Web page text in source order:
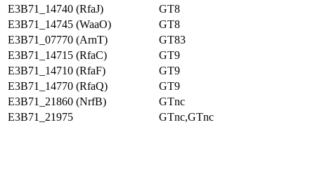
E3B71_14740 (RfaJ)
GT8
E3B71_14745 (WaaO)
GT8
E3B71_07770 (ArnT)
GT83
E3B71_14715 (RfaC)
GT9
E3B71_14710 (RfaF)
GT9
E3B71_14770 (RfaQ)
GT9
E3B71_21860 (NrfB)
GTnc
E3B71_21975
GTnc,GTnc